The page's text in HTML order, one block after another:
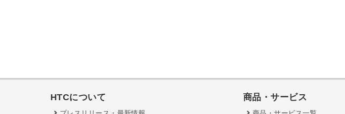
HTCについて 商品・サービス